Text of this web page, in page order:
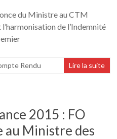
du Ministre au CTM
de l’Indemnité
Rendu Lire la suite
2015 : FO
au Ministre des